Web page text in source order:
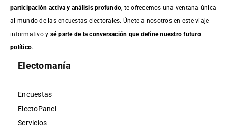
participación activa y análisis profundo , te ofrecemos una ventana única
al mundo de las encuestas electorales. Únete a nosotros en este viaje
informativo y sé parte de la conversación que define nuestro futuro
político.
Electomanía
Encuestas
ElectoPanel
Servicios